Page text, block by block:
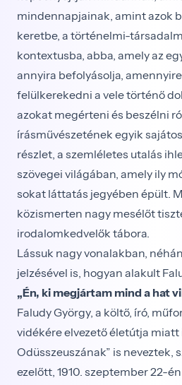
mindennapjainak, amint azok
keretbe, a történelmi-
kontextusba, abba, amely az
annyira befolyásolja,
felülkerekedni a vele történő
azokat megérteni és beszélni
írásművészetének egyik
részlet, a szemléletes utalás
szövegei világában, amely ily
sokat láttatás jegyében épült.
közismerten nagy mesélőt
irodalomkedvelők tábora.
Lássuk nagy vonalakban,
jelzésével is, hogyan alakult
„Én, ki megjártam mind a hat
Faludy György, a költő, író,
vidékére elvezető életútja miatt
Odüsszeuszának” is neveztek,
ezelőtt, 1910. szeptember 22-